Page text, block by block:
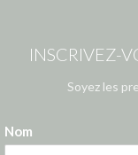
INSCRIVEZ-
Soyez les
Nom